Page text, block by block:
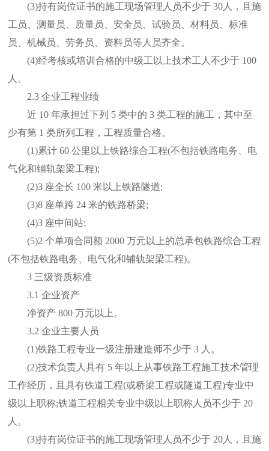
(3)持有岗位证书的施工现场管理人员不少于 30人，且施
工员、测量员、质量员、安全员、试验员、材料员、标准
员、机械员、劳务员、资料员等人员齐全。
(4)经考核或培训合格的中级工以上技术工人不少于 100
人。
2.3 企业工程业绩
近 10 年承担过下列 5 类中的 3 类工程的施工，其中至
少有第 1 类所列工程，工程质量合格。
(1)累计 60 公里以上铁路综合工程(不包括铁路电务、电
气化和铺轨架梁工程);
(2)3 座全长 100 米以上铁路隧道;
(3)8 座单跨 24 米的铁路桥梁;
(4)3 座中间站;
(5)2 个单项合同额 2000 万元以上的总承包铁路综合工程
(不包括铁路电务、电气化和铺轨架梁工程)。
3 三级资质标准
3.1 企业资产
净资产 800 万元以上。
3.2 企业主要人员
(1)铁路工程专业一级注册建造师不少于 3 人。
(2)技术负责人具有 5 年以上从事铁路工程施工技术管理
工作经历，且具有铁道工程(或桥梁工程或隧道工程)专业中
级以上职称;铁道工程相关专业中级以上职称人员不少于 20
人。
(3)持有岗位证书的施工现场管理人员不少于 20人，且施